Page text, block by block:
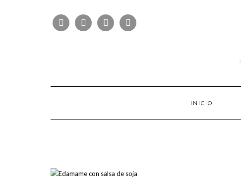
FOLLOW
US
FACEBOOKTWITTERPINTERESTINSTAGRAM
INICIO